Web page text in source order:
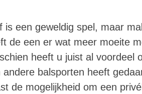
is een geweldig spel, maar
de een er wat meer moeite
heeft u juist al voordeel
andere balsporten heeft
de mogelijkheid om een